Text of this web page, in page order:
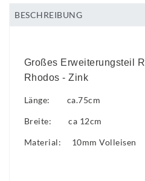
BESCHREIBUNG
Großes Erweiterungsteil
Rhodos - Zink
Länge: ca.75cm
Breite: ca 12cm
Material: 10mm Volleisen